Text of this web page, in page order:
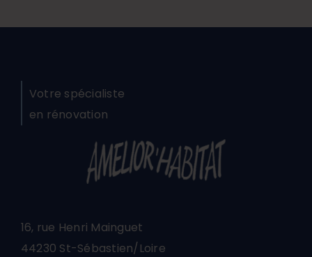
Votre spécialiste
en rénovation
16, rue Henri Mainguet
44230 St-Sébastien/Loire